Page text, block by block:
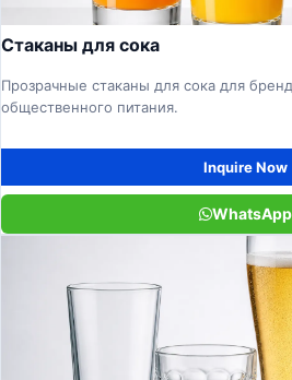
Стаканы для сока
Прозрачные стаканы для сока для
общественного питания.
Inquire Now
WhatsApp